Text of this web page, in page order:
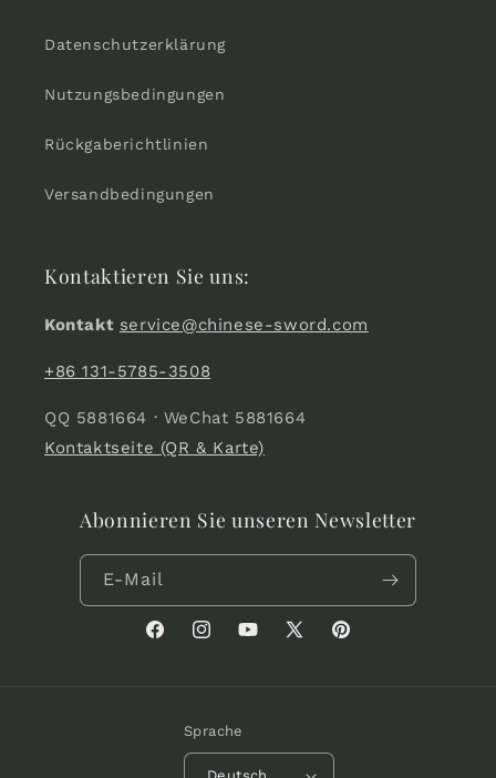
Datenschutzerklärung
Nutzungsbedingungen
Rückgaberichtlinien
Versandbedingungen
Kontaktieren Sie uns:
Kontakt service@chinese-sword.com
+86 131-5785-3508
QQ 5881664 · WeChat 5881664
Kontaktseite (QR & Karte)
Abonnieren Sie unseren Newsletter
E-Mail
FacebookInstagramYouTube
X
Pinterest
Sprache